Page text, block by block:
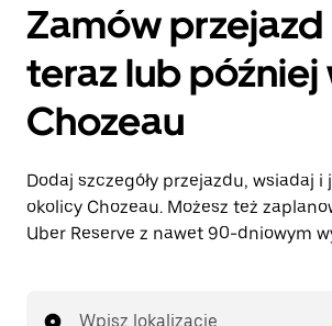
Zamów przejazd
teraz lub później
Chozeau
Dodaj szczegóły przejazdu, wsiadaj i
okolicy Chozeau. Możesz też
Uber Reserve z nawet 90-dniowym
Wpisz lokalizację